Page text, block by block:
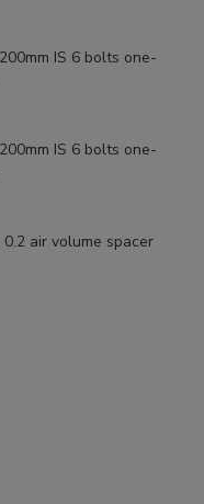
IS 6 bolts one-
IS 6 bolts one-
air volume spacer